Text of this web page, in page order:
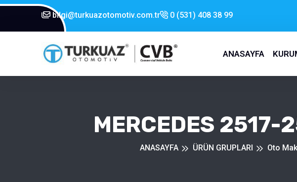
bilgi@turkuazotomotiv.com.tr 0 (531) 408 38 99
ANASAYFA
MERCEDES 2517-
ANASAYFA ÜRÜN GRUPLARI Oto